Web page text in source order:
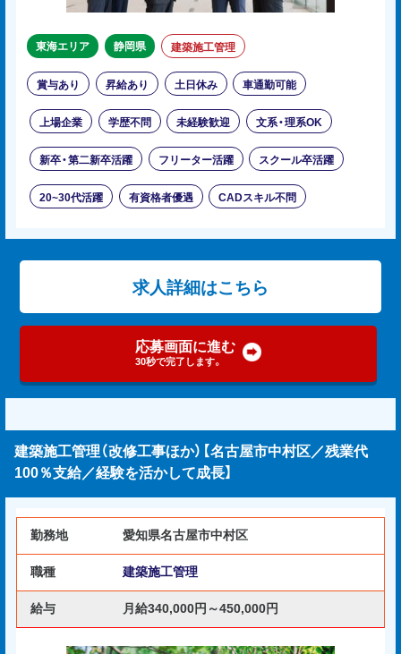
東海エリア 静岡県 建築施工管理
賞与あり 昇給あり 土日休み 車通勤可能
上場企業 学歴不問 未経験歓迎 文系・理系OK
新卒・第二新卒活躍 フリーター活躍 スクール卒活躍
20~30代活躍 有資格者優遇 CADスキル不問
求人詳細はこちら
応募画面に進む
30秒で完了します。
建築施工管理（改修工事ほか）【名古屋市中村区／残業代
100％支給／経験を活かして成長】
勤務地 愛知県名古屋市中村区
職種 建築施工管理
給与 月給340,000円～450,000円